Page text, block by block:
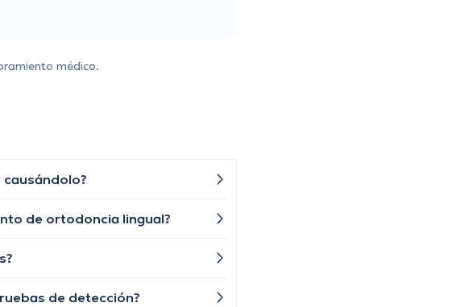
médico.
de ortodoncia lingual?
de detección?